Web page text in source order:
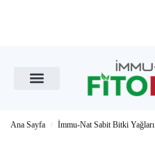
Ana Sayfa / İmmu-Nat Sabit Bitki Yağları